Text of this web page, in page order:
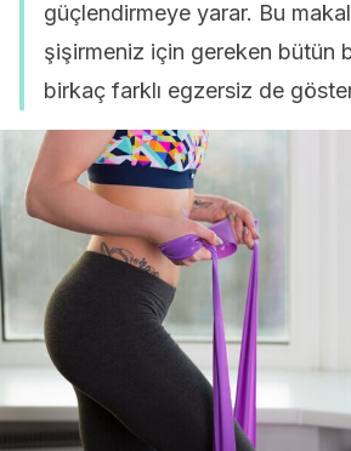
güçlendirmeye yarar. Bu
şişirmeniz için gereken bütün
birkaç farklı egzersiz de